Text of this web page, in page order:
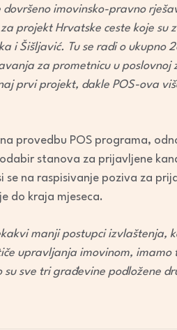
imovinsko-pravno
projekt Hrvatske ceste koje
i Šišljavić. Tu se radi o ukupno
za prometnicu u poslovnoj
prvi projekt, dakle POS-ova
provedbu POS programa,
stanova za prijavljene
na raspisivanje poziva za
do kraja mjeseca.
manji postupci izvlaštenja,
upravljanja imovinom,
sve tri građevine podložene